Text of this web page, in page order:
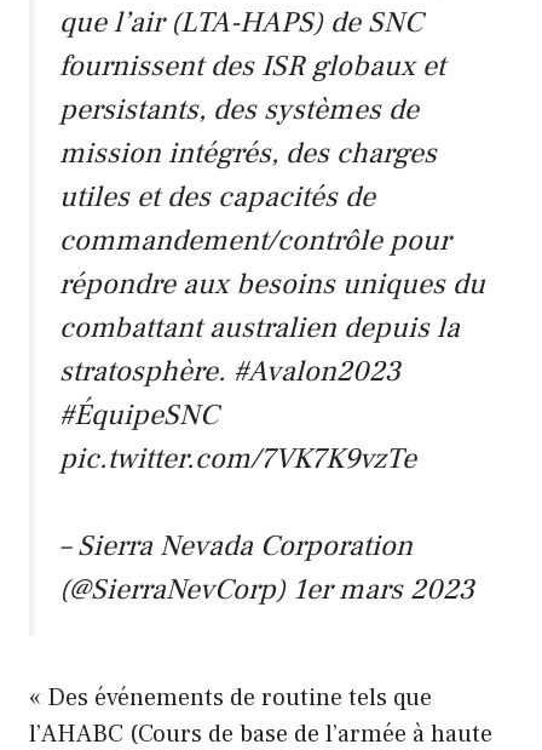
que l’air (LTA-HAPS) de SNC
fournissent des ISR globaux et
persistants, des systèmes de
mission intégrés, des charges
utiles et des capacités de
commandement/contrôle pour
répondre aux besoins uniques du
combattant australien depuis la
stratosphère. #Avalon2023
#ÉquipeSNC
pic.twitter.com/7VK7K9vzTe
– Sierra Nevada Corporation
(@SierraNevCorp) 1er mars 2023
« Des événements de routine tels que
l’AHABC (Cours de base de l’armée à haute